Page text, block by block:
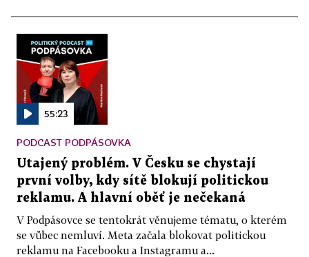
55:23
PODCAST PODPÁSOVKA
Utajený problém. V Česku se chystají
první volby, kdy sítě blokují politickou
reklamu. A hlavní oběť je nečekaná
V Podpásovce se tentokrát věnujeme tématu, o kterém
se vůbec nemluví. Meta začala blokovat politickou
reklamu na Facebooku a Instagramu a...